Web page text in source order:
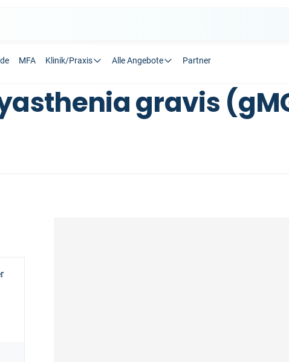
MFA Klinik/Praxis Alle Angebote Partner
gravis